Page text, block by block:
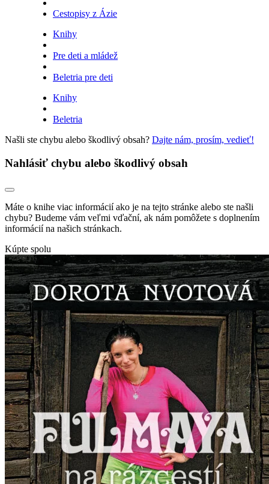
Cestopisy z Ázie
Knihy
Pre deti a mládež
Beletria pre deti
Knihy
Beletria
Našli ste chybu alebo škodlivý obsah? Dajte nám, prosím, vedieť!
Nahlásiť chybu alebo škodlivý obsah
Máte o knihe viac informácií ako je na tejto stránke alebo ste našli
chybu? Budeme vám veľmi vďační, ak nám pomôžete s doplnením
informácií na našich stránkach.
Kúpte spolu